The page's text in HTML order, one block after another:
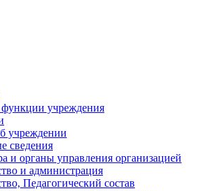
функции учреждения
учреждении
сведения
и органы управления организацией
и администрация
Педагогический состав